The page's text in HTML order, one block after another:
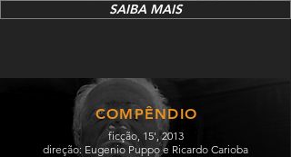
SAIBA MAIS
COMPÊNDIO
ficção, 15', 2013
direção: Eugenio Puppo e Ricardo Carioba